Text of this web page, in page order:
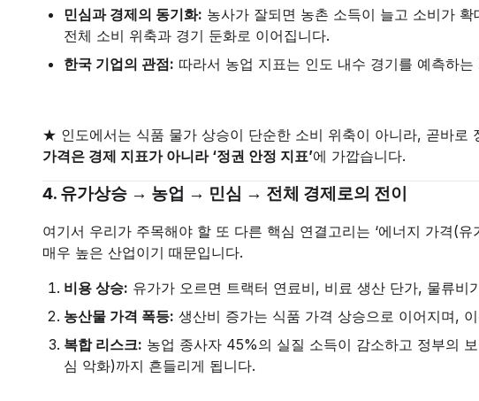
민심과 경제의 동기화: 농사가 잘되면 농촌 소득이 늘고 소비가
전체 소비 위축과 경기 둔화로 이어집니다.
한국 기업의 관점: 따라서 농업 지표는 인도 내수 경기를 예측하는
★ 인도에서는 식품 물가 상승이 단순한 소비 위축이 아니라, 곧바로
가격은 경제 지표가 아니라 ‘정권 안정 지표’에 가깝습니다.
4. 유가상승 → 농업 → 민심 → 전체 경제로의 전이
여기서 우리가 주목해야 할 또 다른 핵심 연결고리는 ‘에너지 가격(
매우 높은 산업이기 때문입니다.
비용 상승: 유가가 오르면 트랙터 연료비, 비료 생산 단가, 물류비
농산물 가격 폭등: 생산비 증가는 식품 가격 상승으로 이어지며,
복합 리스크: 농업 종사자 45%의 실질 소득이 감소하고 정부의
심 악화)까지 흔들리게 됩니다.